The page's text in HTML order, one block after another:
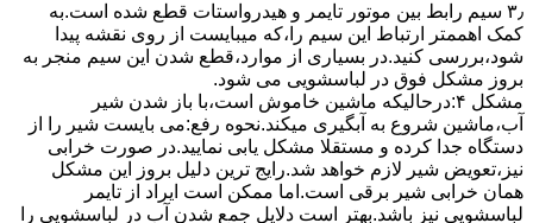
۳٫ ﺳﯿﻢ راﺑﻂ ﺑﯿﻦ ﻣﻮﺗﻮر ﺗﺎﯾﻤﺮ و ﻫﯿﺪرواﺳﺘﺎت ﻗﻄﻊ ﺷﺪه اﺳﺖ.به
کمک اهممتر ارﺗﺒﺎط اﯾﻦ ﺳﯿﻢ را،ﮐﻪ میبایست از روی ﻧﻘﺸﻪ ﭘﯿﺪا
ﺷﻮد،بررسی ﮐﻨﯿﺪ.در ﺑﺴﯿﺎری از موارد،ﻗﻄﻊ ﺷﺪن اﯾﻦ ﺳﯿﻢ ﻣﻨﺠﺮ ﺑﻪ
ﺑﺮوز مشکل ﻓﻮق در لباسشویی می شود.
مشکل ۴:درحالیکه ﻣﺎﺷﯿﻦ ﺧﺎﻣﻮش اﺳﺖ،ﺑﺎ ﺑﺎز ﺷﺪن ﺷﯿﺮ
آب،ﻣﺎﺷﯿﻦ ﺷﺮوع ﺑﻪ آﺑﮕﯿﺮی میکند.نحوه رﻓﻊ:می بایست ﺷﯿﺮ را از
دستگاه جدا کرده و مستقلا مشکل یابی نمایید.در صورت خرابی
نیز،تعویض شیر لازم خواهد شد.رایج ترین دلیل بروز این مشکل
همان خرابی شیر برقی است.اما ممکن است ایراد از تایمر
لباسشویی نیز باشد.بهتر است دلایل جمع شدن آب در لباسشویی را